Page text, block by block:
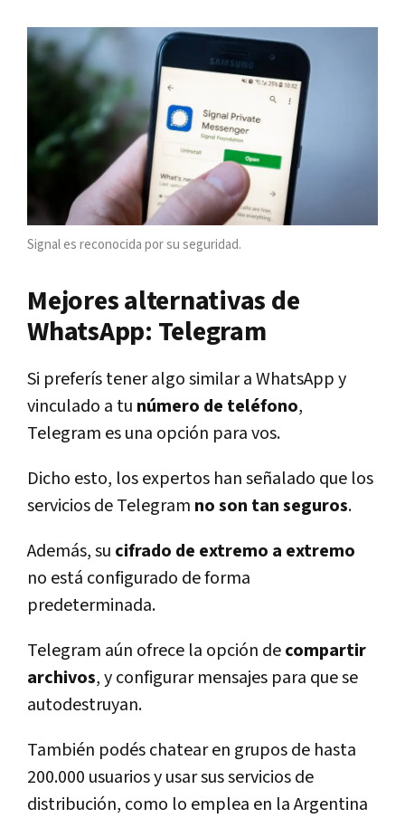
Signal es reconocida por su seguridad.
Mejores alternativas de
WhatsApp: Telegram
Si preferís tener algo similar a WhatsApp y
vinculado a tu número de teléfono,
Telegram es una opción para vos.
Dicho esto, los expertos han señalado que los
servicios de Telegram no son tan seguros.
Además, su cifrado de extremo a extremo
no está configurado de forma
predeterminada.
Telegram aún ofrece la opción decompartir
archivos, y configurar mensajes para que se
autodestruyan.
También podés chatear en grupos de hasta
200.000 usuarios y usar sus servicios de
distribución, como lo emplea en la Argentina